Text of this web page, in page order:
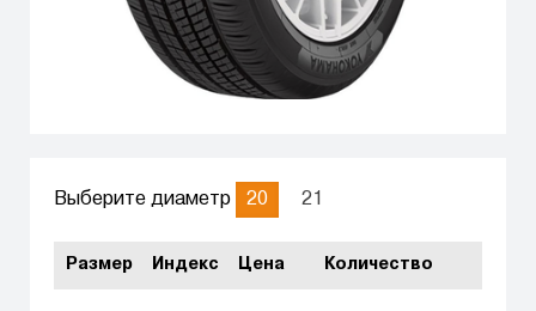
Выберите диаметр 20 21
Размер Индекс Цена Количество